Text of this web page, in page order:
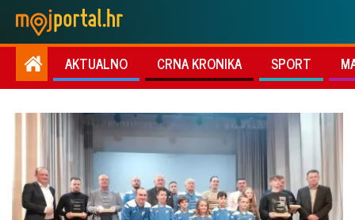
AKTUALNO CRNA KRONIKA SPORT